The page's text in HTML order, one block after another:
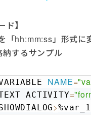
ド】
「hh:mm:ss」形式に
納するサンプル
NAME=
ACTIVITY=
>